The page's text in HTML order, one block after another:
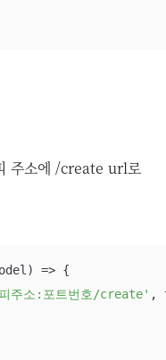
주소에 /create url로
) => {
주소:포트번호/create' ,